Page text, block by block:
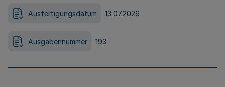
Ausfertigungsdatum 13.07.2026
Ausgabennummer 193